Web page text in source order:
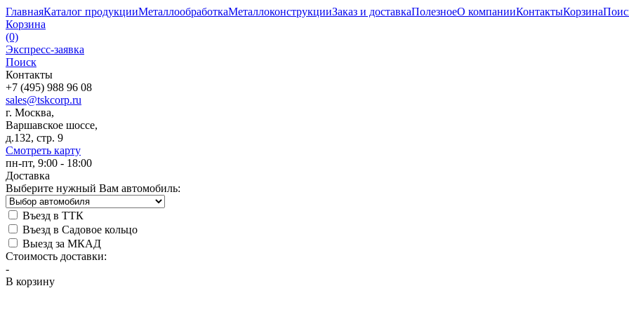
ГлавнаяКаталог продукцииМеталлообработкаМеталлоконструкцииЗаказ и доставкаПолезноеО компанииКонтактыКорзина
Корзина
(0)
Экспресс-заявка
Поиск
Контакты
+7 (495) 988 96 08
sales@tskcorp.ru
г. Москва,
Варшавское шоссе,
д.132, стр. 9
Смотреть карту
пн-пт, 9:00 - 18:00
Доставка
Выберите нужный Вам автомобиль:
Въезд в ТТК
Въезд в Садовое кольцо
Выезд за МКАД
Стоимость доставки:
-
В корзину